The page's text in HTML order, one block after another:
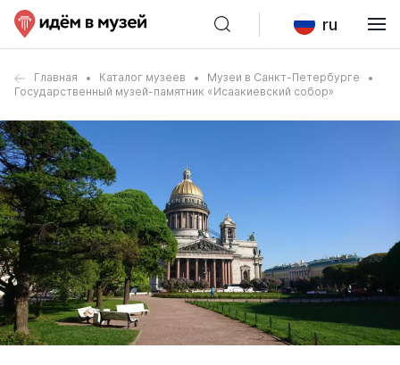
ru
Главная Каталог музеев
Музеи в Санкт-Петербурге
Государственный музей-памятник «Исаакиевский собор»